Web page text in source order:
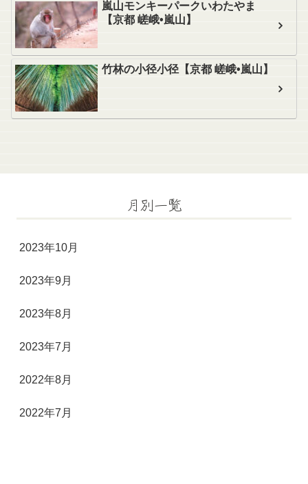
嵐山モンキーパークいわたやま
【京都 嵯峨•嵐山】
竹林の小径小径【京都 嵯峨•嵐山】
月別一覧
2023年10月
2023年9月
2023年8月
2023年7月
2022年8月
2022年7月